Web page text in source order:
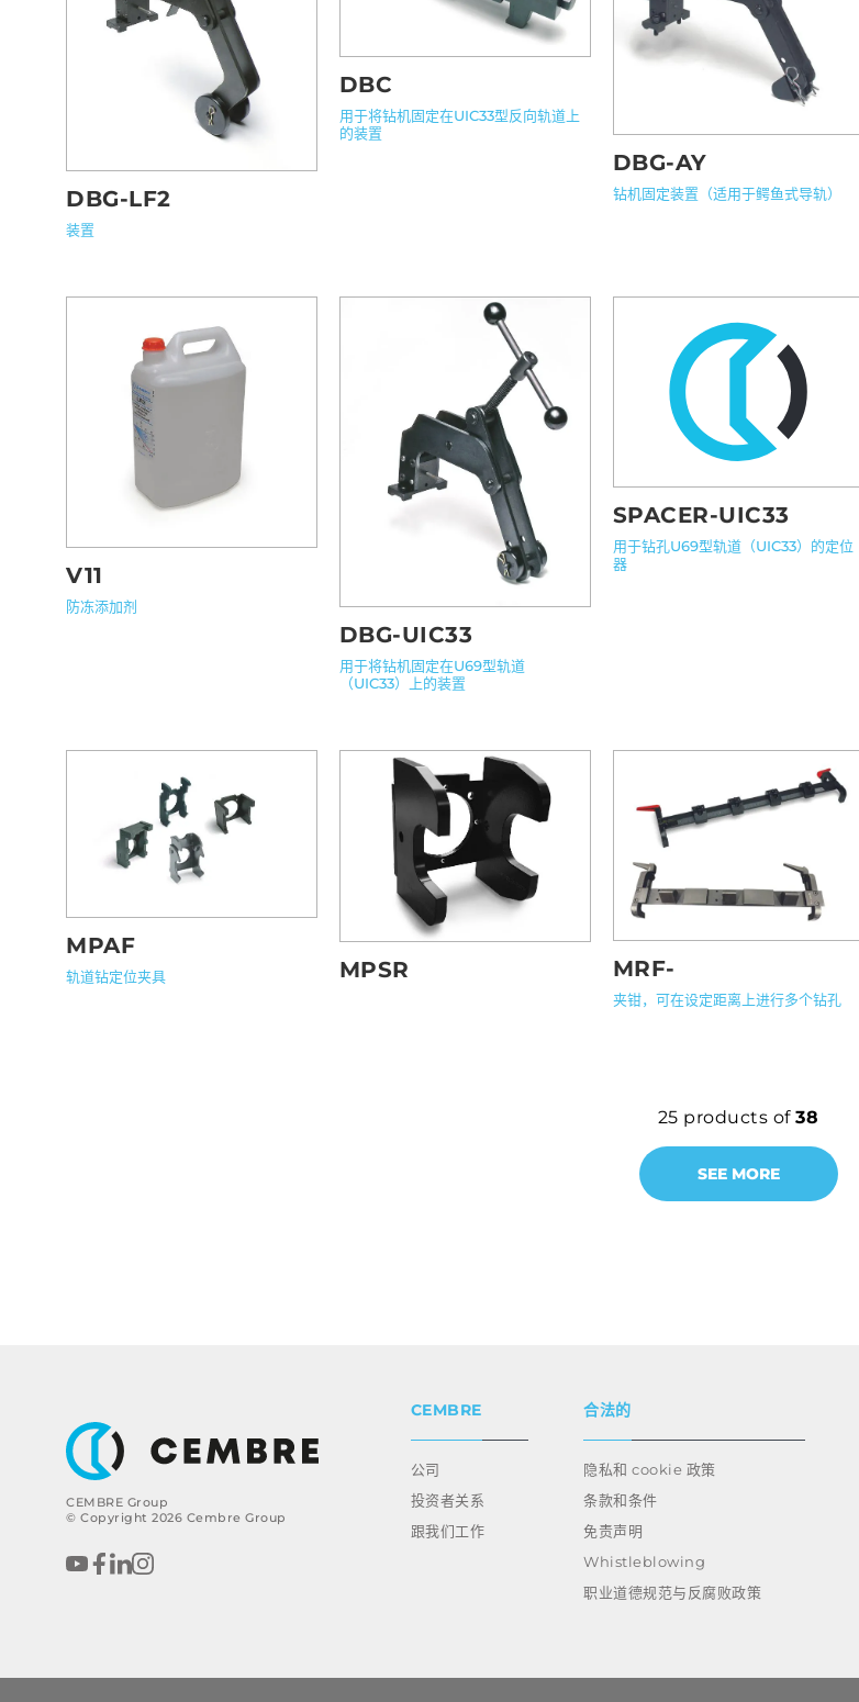
DBG-LF2
装置
DBC
用于将钻机固定在UIC33型反向轨道上
的装置
DBG-AY
钻机固定装置（适用于鳄鱼式导轨）
V11
防冻添加剂
DBG-UIC33
用于将钻机固定在U69型轨道
（UIC33）上的装置
SPACER-UIC33
用于钻孔U69型轨道（UIC33）的定位
器
MPAF
轨道钻定位夹具 MPSR MRF-
夹钳，可在设定距离上进行多个钻孔
25 products of38
SEE MORE
CEMBRE Group
© Copyright 2026 Cembre Group
CEMBRE
公司
投资者关系
跟我们工作
合法的
隐私和 cookie 政策
条款和条件
免责声明
Whistleblowing
职业道德规范与反腐败政策